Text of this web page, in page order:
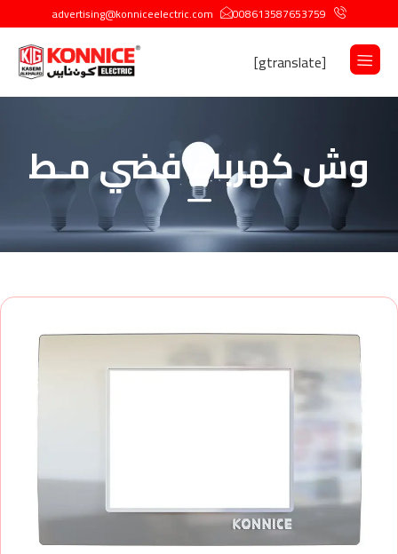
008613587653759
advertising@konniceelectric.com
[gtranslate]
وش كهرباء فضي مـط